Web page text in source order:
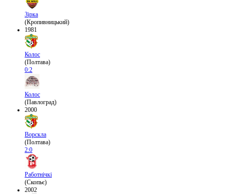
Зірка
(Кропивницький)
1981
Колос
(Полтава)
0:2
Колос
(Павлоград)
2000
Ворскла
(Полтава)
2:0
Работнічкі
(Скопьє)
2002